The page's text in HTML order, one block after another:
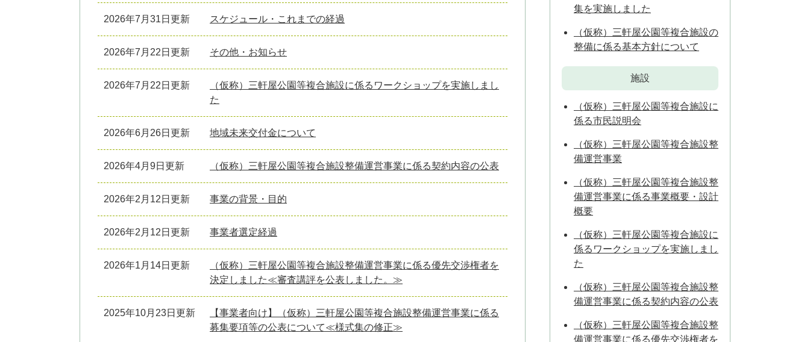
2026年7月31日更新 スケジュール・これまでの経過
2026年7月22日更新 その他・お知らせ
2026年7月22日更新
（仮称）三軒屋公園等複合施設に係るワークショップを実施しまし
た
2026年6月26日更新 地域未来交付金について
2026年4月9日更新 （仮称）三軒屋公園等複合施設整備運営事業に係る契約内容の公表
2026年2月12日更新 事業の背景・目的
2026年2月12日更新 事業者選定経過
2026年1月14日更新
（仮称）三軒屋公園等複合施設整備運営事業に係る優先交渉権者を
決定しました≪審査講評を公表しました。≫
2025年10月23日更新
【事業者向け】（仮称）三軒屋公園等複合施設整備運営事業に係る
募集要項等の公表について≪様式集の修正≫
集を実施しました
（仮称）三軒屋公園等複合施設の
整備に係る基本方針について
施設
（仮称）三軒屋公園等複合施設に
係る市民説明会
（仮称）三軒屋公園等複合施設整
備運営事業
（仮称）三軒屋公園等複合施設整
備運営事業に係る事業概要・設計
概要
（仮称）三軒屋公園等複合施設に
係るワークショップを実施しまし
た
（仮称）三軒屋公園等複合施設整
備運営事業に係る契約内容の公表
（仮称）三軒屋公園等複合施設整
備運営事業に係る優先交渉権者を